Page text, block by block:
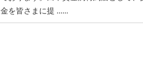
金を皆さまに提 ......